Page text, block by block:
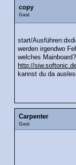
copy
Gast
start/
werden irgendwo
welches Mainboard?
http://
kannst du da
Carpenter
Gast